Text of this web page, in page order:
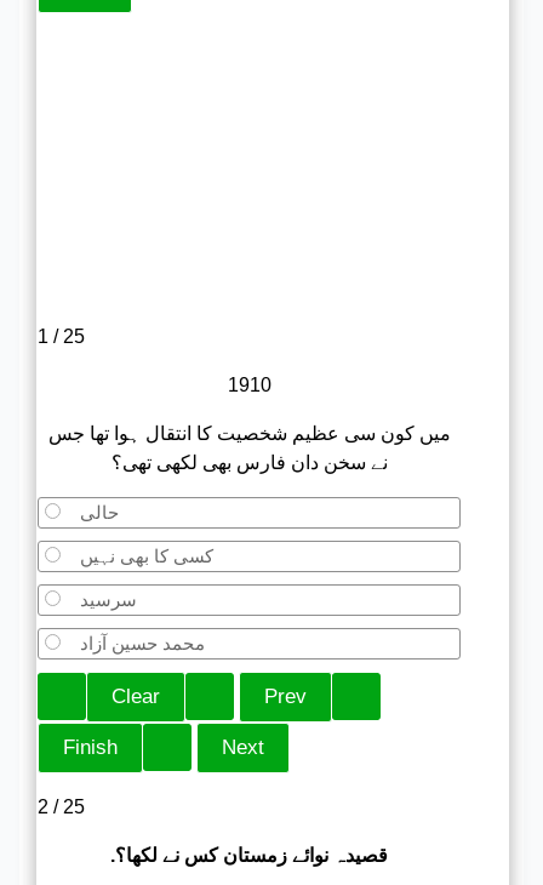
1 / 25
1910
میں کون سی عظیم شخصیت کا انتقال ہوا تھا جس
نے سخن دان فارس بھی لکھی تھی؟
حالی
کسی کا بھی نہیں
سرسید
محمد حسین آزاد
2 / 25
.قصیدہ نوائے زمستان کس نے لکھا؟